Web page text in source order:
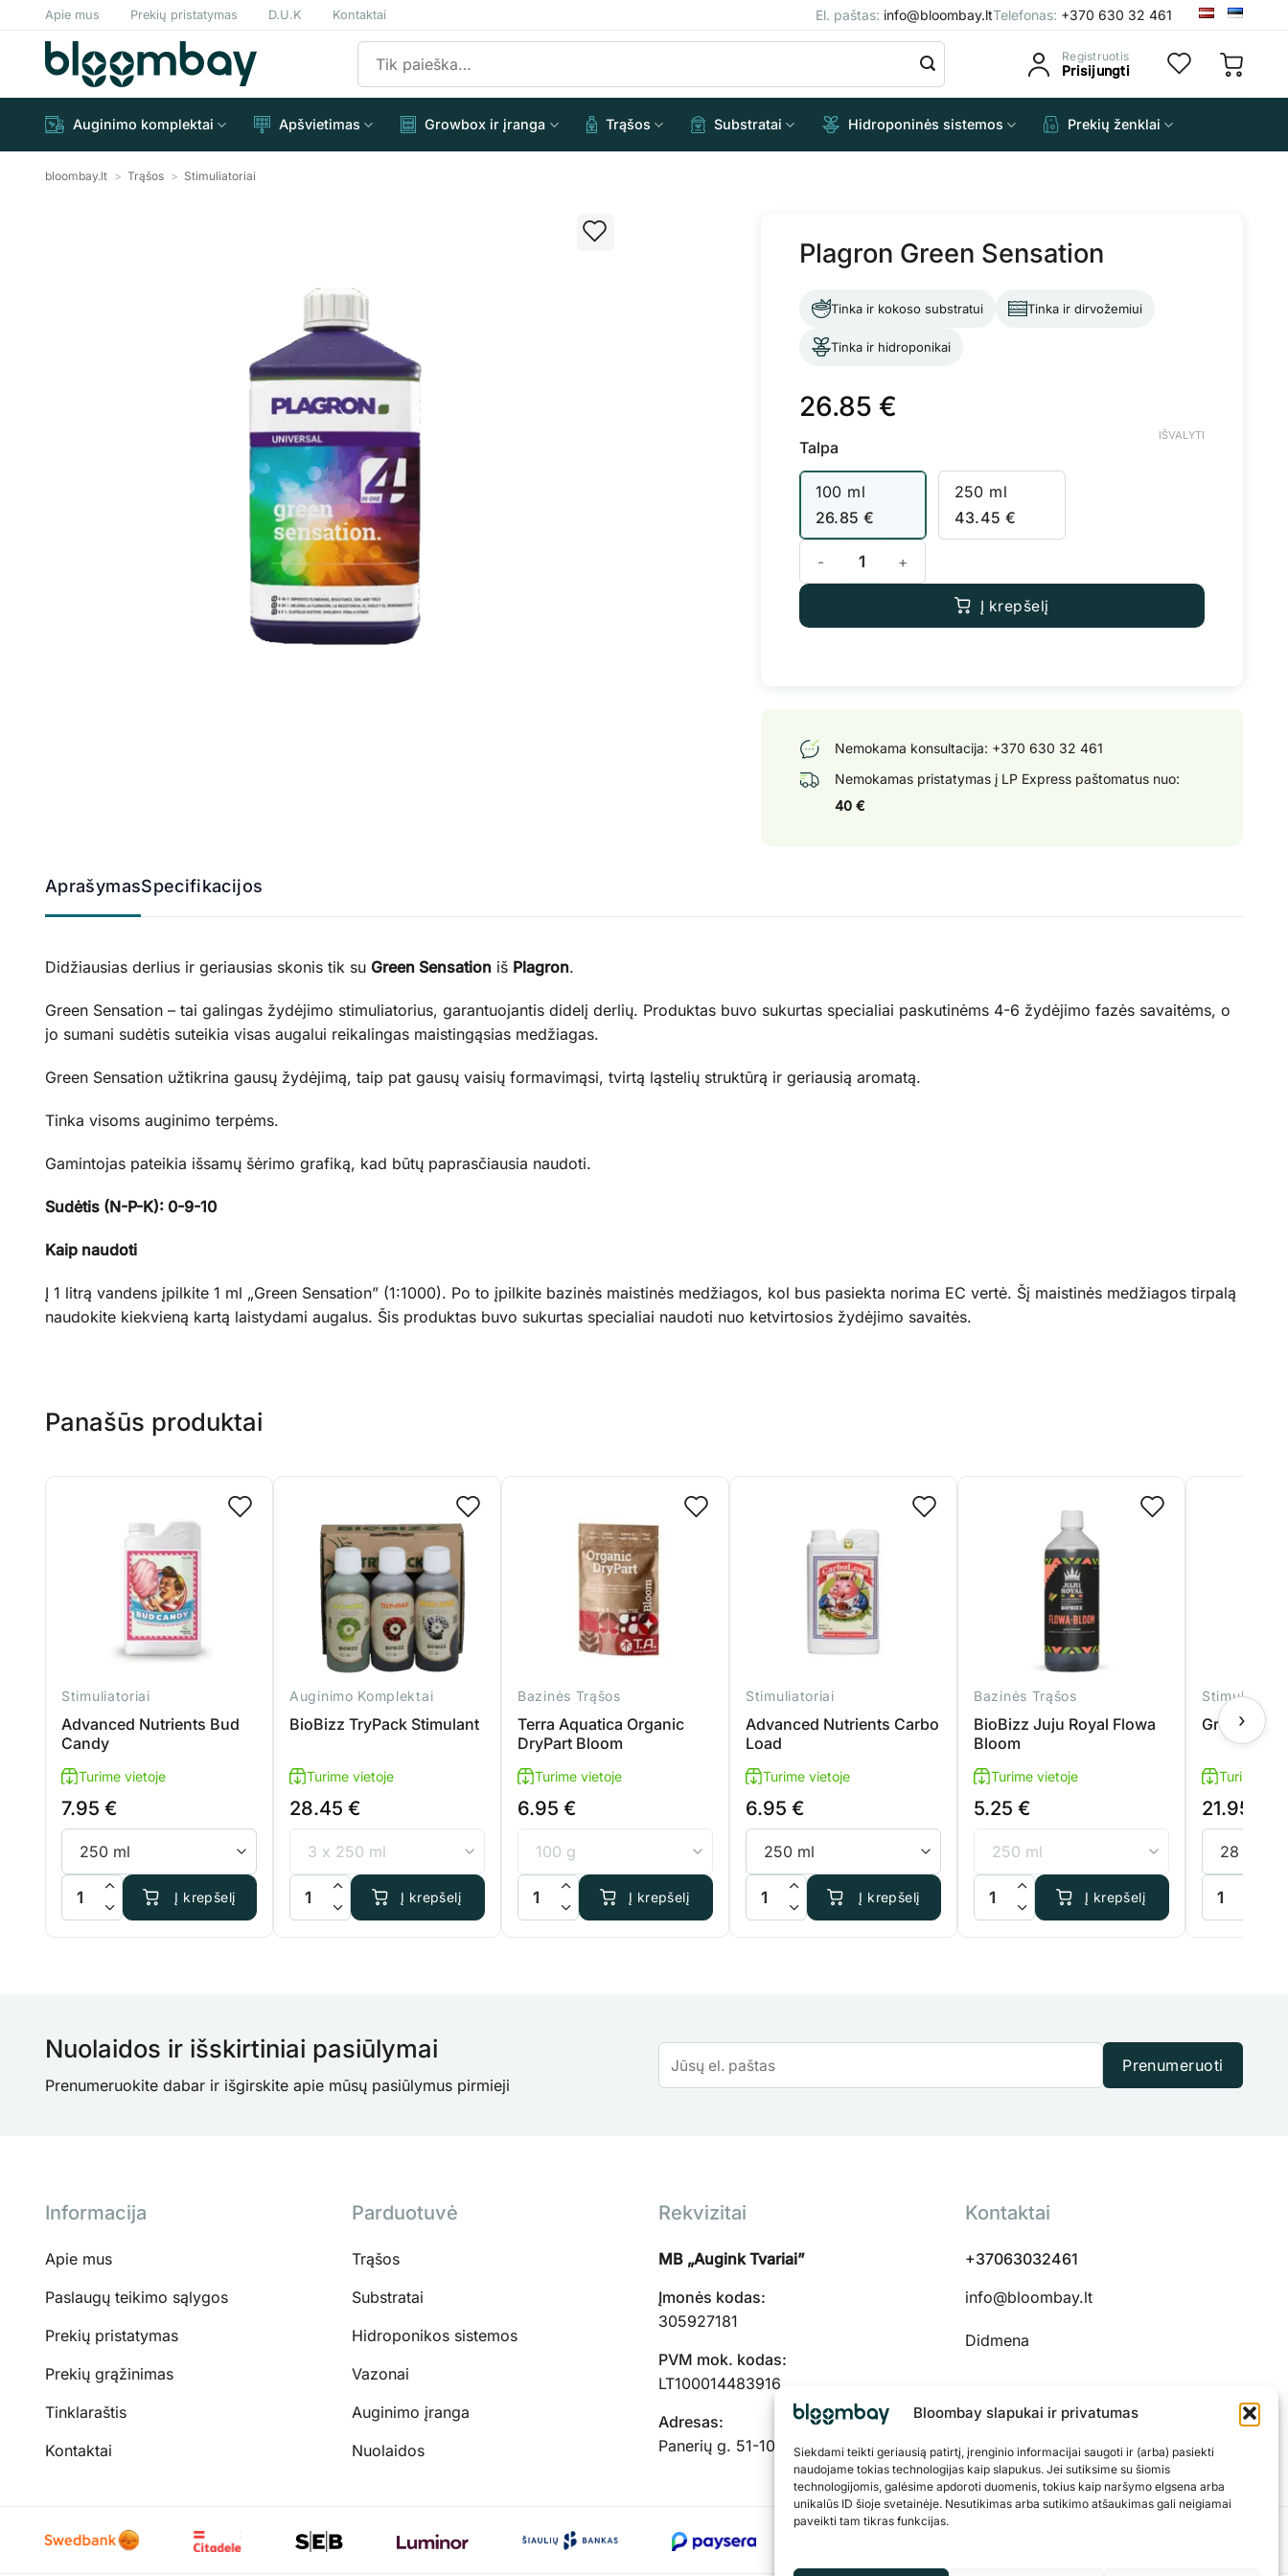
Bloombay slapukai ir privatumas
Siekdami teikti geriausią patirtį, įrenginio informacijai saugoti ir (arba) pasiekti
naudojame tokias technologijas kaip slapukus. Jei sutiksime su šiomis
technologijomis, galėsime apdoroti duomenis, tokius kaip naršymo elgsena arba
unikalūs ID šioje svetainėje. Nesutikimas arba sutikimo atšaukimas gali neigiamai
paveikti tam tikras funkcijas.
to
content
Apie mus Prekių pristatymas D.U.K Kontaktai El. paštas: info@bloombay.ltTelefonas: +370 630 32 461
Ieškoti: Registruotis
Prisijungti
Auginimo komplektai Apšvietimas Growbox ir įranga Trąšos Substratai Hidroponinės sistemos Prekių ženklai
bloombay.lt > Trąšos > Stimuliatoriai
Plagron Green Sensation
Tinka ir kokoso substratui Tinka ir dirvožemiui
Tinka ir hidroponikai
26.85 €
Talpa
100 ml
26.85€
250 ml
43.45€
IŠVALYTI
produkto kiekis: Plagron Green Sensation
Į krepšelį
Nemokama konsultacija: +370 630 32 461
Nemokamas pristatymas į LP Express paštomatus nuo:
40 €
AprašymasSpecifikacijos
Didžiausias derlius ir geriausias skonis tik su Green Sensation iš Plagron.
Green Sensation – tai galingas žydėjimo stimuliatorius, garantuojantis didelį derlių. Produktas buvo sukurtas specialiai paskutinėms 4-6 žydėjimo fazės savaitėms, o
jo sumani sudėtis suteikia visas augalui reikalingas maistingąsias medžiagas.
Green Sensation užtikrina gausų žydėjimą, taip pat gausų vaisių formavimąsi, tvirtą ląstelių struktūrą ir geriausią aromatą.
Tinka visoms auginimo terpėms.
Gamintojas pateikia išsamų šėrimo grafiką, kad būtų paprasčiausia naudoti.
Sudėtis (N-P-K): 0-9-10
Kaip naudoti
Į 1 litrą vandens įpilkite 1 ml „Green Sensation” (1:1000). Po to įpilkite bazinės maistinės medžiagos, kol bus pasiekta norima EC vertė. Šį maistinės medžiagos tirpalą
naudokite kiekvieną kartą laistydami augalus. Šis produktas buvo sukurtas specialiai naudoti nuo ketvirtosios žydėjimo savaitės.
Panašūs produktai
Stimuliatoriai
Advanced Nutrients Bud
Candy
Turime vietoje
7.95 €
produkto kiekis: Advanced Nutrients Bud Candy
Į krepšelį
Auginimo Komplektai
BioBizz TryPack Stimulant
Turime vietoje
28.45 €
produkto kiekis: BioBizz TryPack Stimulant
Į krepšelį
Bazinės Trąšos
Terra Aquatica Organic
DryPart Bloom
Turime vietoje
6.95 €
produkto kiekis: Terra Aquatica Organic DryPart Bloom
Į krepšelį
Stimuliatoriai
Advanced Nutrients Carbo
Load
Turime vietoje
6.95 €
produkto kiekis: Advanced Nutrients Carbo Load
Į krepšelį
Bazinės Trąšos
BioBizz Juju Royal Flowa
Bloom
Turime vietoje
5.25 €
produkto kiekis: BioBizz Juju Royal Flowa Bloom
Į krepšelį
Great
Turime
21.95
produkto
›
Nuolaidos ir išskirtiniai pasiūlymai
Prenumeruokite dabar ir išgirskite apie mūsų pasiūlymus pirmieji
Prenumeruoti
Informacija
Apie mus
Paslaugų teikimo sąlygos
Prekių pristatymas
Prekių grąžinimas
Tinklaraštis
Kontaktai
Parduotuvė
Trąšos
Substratai
Hidroponikos sistemos
Vazonai
Auginimo įranga
Nuolaidos
Rekvizitai
MB „Augink Tvariai”
Įmonės kodas:
305927181
PVM mok. kodas:
LT100014483916
Adresas:
Panerių g. 51-103, Kaunas, 48334
Kontaktai
+37063032461
info@bloombay.lt
Didmena